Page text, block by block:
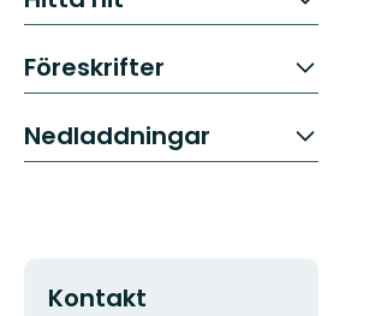
Föreskrifter
Nedladdningar
Kontakt